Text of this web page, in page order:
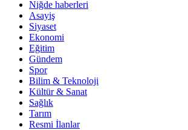
Niğde haberleri
Asayiş
Siyaset
Ekonomi
Eğitim
Gündem
Spor
Bilim & Teknoloji
Kültür & Sanat
Sağlık
Tarım
Resmi İlanlar